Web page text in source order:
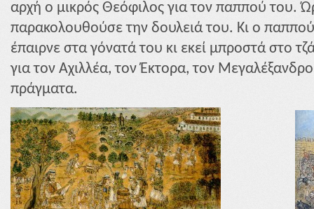
αρχή ο μικρός Θεόφιλος για τον παππού του.
παρακολουθούσε την δουλειά του. Κι ο
έπαιρνε στα γόνατά του κι εκεί μπροστά στο
για τον Αχιλλέα, τον Έκτορα, τον
πράγματα.